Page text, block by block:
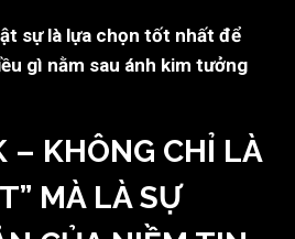
sự là lựa chọn tốt nhất để
gì nằm sau ánh kim tưởng
– KHÔNG CHỈ LÀ
MÀ LÀ SỰ